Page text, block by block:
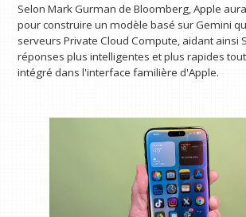
Selon Mark Gurman de Bloomberg, Apple
pour construire un modèle basé sur Gemini
serveurs Private Cloud Compute, aidant ainsi
réponses plus intelligentes et plus rapides
intégré dans l'interface familière d'Apple.